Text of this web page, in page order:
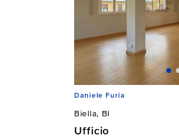
Daniele Furia
Biella, BI
Ufficio